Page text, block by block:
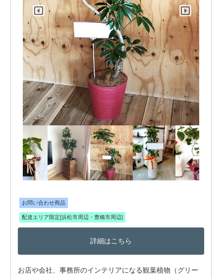
お問い合わせ商品
配達エリア限定[浜松市周辺・豊橋市周辺]
詳細はこちら
お店や会社、事務所のインテリアになる観葉植物（グリー